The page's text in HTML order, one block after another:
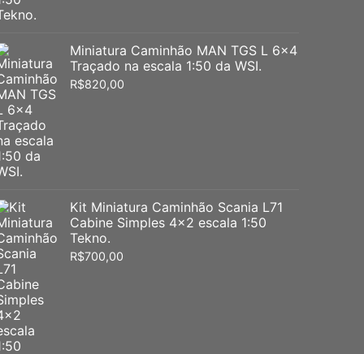
Miniatura Caminhão MAN TGS L 6x4
Traçado na escala 1:50 da WSI.
R$820,00
Kit Miniatura Caminhão Scania L71
Cabine Simples 4x2 escala 1:50
Tekno.
R$700,00